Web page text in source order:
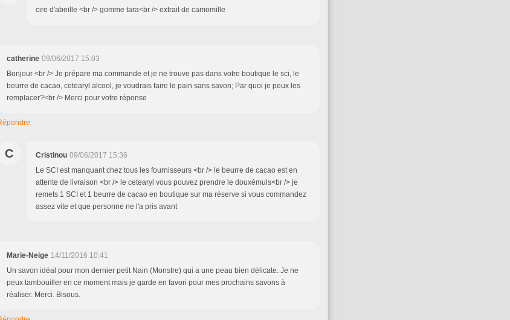
cire d'abeille <br /> gomme tara<br /> extrait de camomille
catherine 09/06/2017 15:03
Bonjour <br /> Je prépare ma commande et je ne trouve pas dans votre boutique le sci, le
beurre de cacao, cetearyl alcool, je voudrais faire le pain sans savon; Par quoi je peux les
remplacer?<br /> Merci pour votre réponse
C Cristinou 09/06/2017 15:36
Le SCI est manquant chez tous les fournisseurs <br /> le beurre de cacao est en
attente de livraison <br /> le cetearyl vous pouvez prendre le douxémuls<br /> je
remets 1 SCI et 1 beurre de cacao en boutique sur ma réserve si vous commandez
assez vite et que personne ne l'a pris avant
Marie-Neige 14/11/2016 10:41
Un savon idéal pour mon dernier petit Nain (Monstre) qui a une peau bien délicate. Je ne
peux tambouiller en ce moment mais je garde en favori pour mes prochains savons à
réaliser. Merci. Bisous.